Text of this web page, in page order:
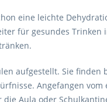
eine leichte
für gesundes Trinken
aufgestellt. Sie finden
Angefangen vom
Aula oder